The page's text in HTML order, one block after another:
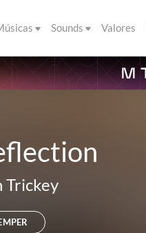
Sounds Valores
Trickey